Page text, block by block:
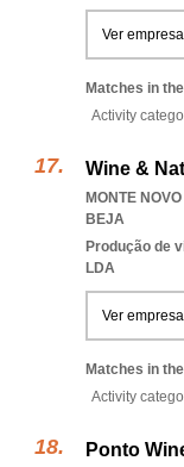
Ver empresa
Matches in
Activity
Wine &
MONTE
BEJA
Produção de
LDA
Ver empresa
Matches in
Activity
Ponto